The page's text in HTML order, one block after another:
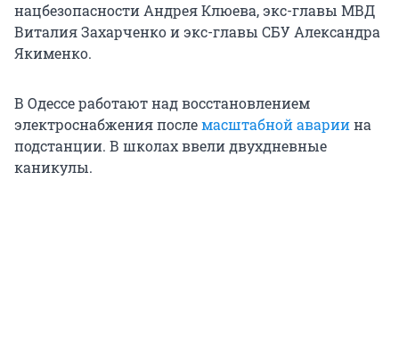
нацбезопасности Андрея Клюева, экс-главы МВД
Виталия Захарченко и экс-главы СБУ Александра
Якименко.
В Одессе работают над восстановлением
электроснабжения послемасштабной авариина
подстанции. В школах ввели двухдневные
каникулы.